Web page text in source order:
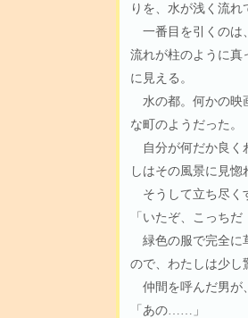
りを、水が浅く流
一番目を引くのは
流れが柱のように真
に見える。
水の都。何かの映
な町のようだった。
自分が何だか良く
しはその風景に見惚
そうして立ち尽く
「いたぞ、こっち
緑色の服で完全に
ので、わたしは少し
仲間を呼んだ男が
「あの……」